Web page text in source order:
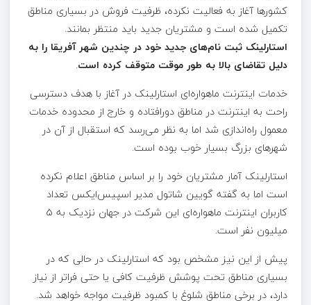
کشورها آغاز به فعالیت نکرده، ظرفیت فروش در بسیاری مناطق
تکمیل شده است و مشتریان جدید باید منتظر بمانند.
استارلینک ثبت نام‌های جدید خود در چندین شهر آفریقا را به
دلیل تقاضای بالا به طور موقت متوقف کرده است.
خدمات اینترنت ماهواره‌ای استارلینک در آغاز با هدف دسترسی
راحت به اینترنت در مناطق دورافتاده و خارج از محدوده خدمات
معمول راه‌اندازی شد اما به نظر می‌رسد که استقبال از آن در
شهرهای بزرگ بسیار خوب بوده است.
استارلینک آمار مشتریان خود را بر اساس مناطق اعلام نکرده
است اما به گفته گویین شاتول مدیر اسپیس‌ایکس تعداد
کاربران اینترنت ماهواره‌ای این شرکت در جهان نزدیک به ۵
میلیون نفر است.
پیش از این نیز مشخص بود که استارلینک در حالی که در
بسیاری مناطق تحت پوشش ظرفیت کافی یا حتی فراتر از نیاز
دارد، در برخی مناطق شلوغ با کمبود ظرفیت مواجه خواهد شد.